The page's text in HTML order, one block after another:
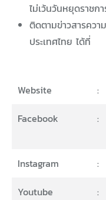
ไม่เว้นวันหยุดราช
ติดตามข่าวสารคว
ประเทศไทย ได้ที่
Website :
Facebook
:
Instagram
:
Youtube
: